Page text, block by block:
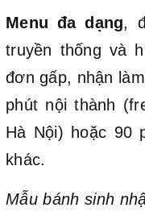
Menu đa dạng,
truyền thống và
đơn gấp, nhận
phút nội thành
Hà Nội) hoặc 90
khác.
Mẫu bánh sinh